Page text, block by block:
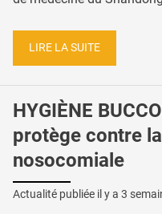
LIRE LA SUITE
HYGIÈNE
protège contre
nosocomiale
Actualité publiée il y a 3